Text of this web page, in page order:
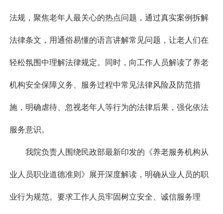
法规，聚焦老年人最关心的热点问题，通过真实案例拆解
法律条文，用通俗易懂的语言讲解常见问题，让老人们在
轻松氛围中理解法律规定。同时，向工作人员解读了养老
机构安全保障义务、服务过程中常见法律风险及防范措
施，明确虐待、忽视老年人等行为的法律后果，强化依法
服务意识。
我院负责人围绕民政部最新印发的《养老服务机构从
业人员职业道德准则》展开深度解读，明确从业人员的职
业行为规范。要求工作人员牢固树立安全、诚信服务理